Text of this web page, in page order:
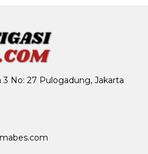
No: 27 Pulogadung, Jakarta